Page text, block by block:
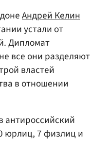
Андрей Келин
устали от
Дипломат
все они разделяют
властей
в отношении
антироссийский
юрлиц, 7 физлиц и